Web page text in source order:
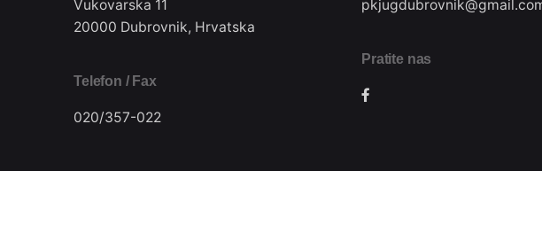
Vukovarska 11
20000 Dubrovnik, Hrvatska
Telefon / Fax
020/357-022
Pratite nas